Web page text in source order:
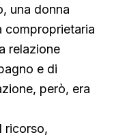
una donna
comproprietaria
relazione
e di
però, era
ricorso,